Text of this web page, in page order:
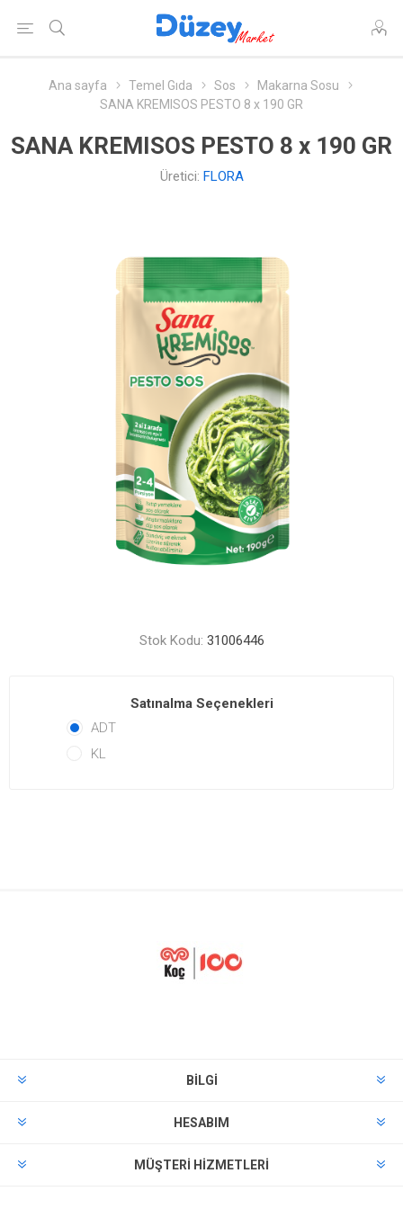
Ana sayfa Temel Gıda Sos
Makarna Sosu
SANA KREMISOS PESTO 8 x 190 GR
SANA KREMISOS PESTO 8 x 190 GR
Üretici: FLORA
Stok Kodu: 31006446
Satınalma Seçenekleri
ADT
KL
BILGI
HESABIM
MÜŞTERI HIZMETLERI